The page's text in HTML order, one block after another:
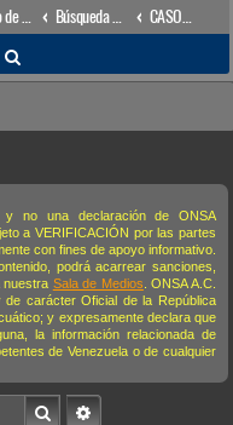
u
a
r
y no una declaración de ONSA
a VERIFICACIÓN por las partes
con fines de apoyo informativo.
podrá acarrear sanciones,
nuestra Sala de Medios . ONSA A.C.
carácter Oficial de la República
y expresamente declara que
la información relacionada de
de Venezuela o de cualquier
BuscarBúsqueda avanzada